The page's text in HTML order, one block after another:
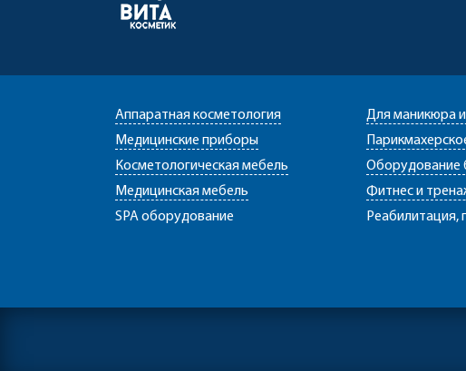
Аппаратная косметология
Медицинские приборы
Косметологическая мебель
Медицинская мебель
SPA оборудование
Для маникюра
Оборудование
Фитнес и
Реабилитация,